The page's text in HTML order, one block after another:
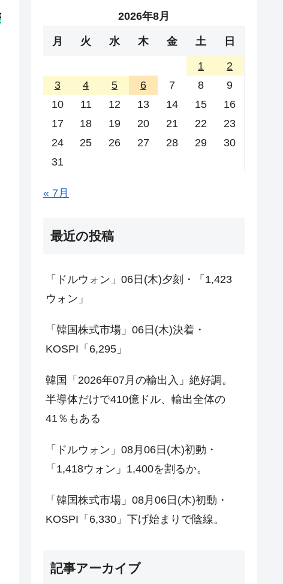
2026年8月
月 火 水 木 金 土 日
1
2
3
4 5 6 7 8
9
10
11 12 13 14 15
16
17
18 19 20 21 22
23
24
25 26 27 28 29
30
31
« 7月
最近の投稿
「ドルウォン」06日(木)夕刻・「1,423
ウォン」
「韓国株式市場」06日(木)決着・
KOSPI「6,295」
韓国「2026年07月の輸出入」絶好調。
半導体だけで410億ドル、輸出全体の
41％もある
「ドルウォン」08月06日(木)初動・
「1,418ウォン」1,400を割るか。
「韓国株式市場」08月06日(木)初動・
KOSPI「6,330」下げ始まりで陰線。
記事アーカイブ